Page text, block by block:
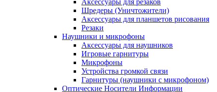
Аксессуары для резаков
Шредеры (Уничтожители)
Аксессуары для планшетов рисования
Резаки
Наушники и микрофоны
Аксессуары для наушников
Игровые гарнитуры
Микрофоны
Устройства громкой связи
Гарнитуры (наушники с микрофоном)
Оптические Носители Информации